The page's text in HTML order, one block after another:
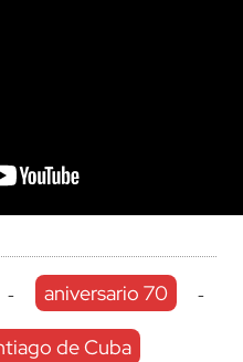
- aniversario 70 -
de Cuba